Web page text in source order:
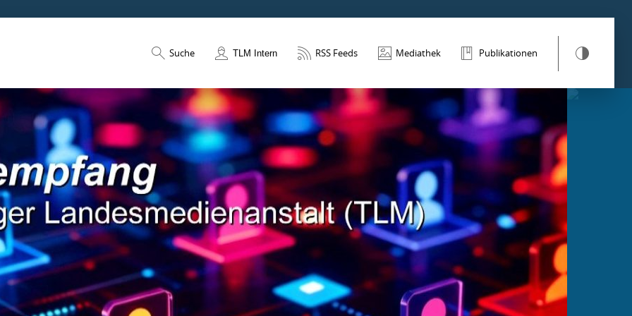
Suche TLM Intern RSS Feeds Mediathek Publikationen